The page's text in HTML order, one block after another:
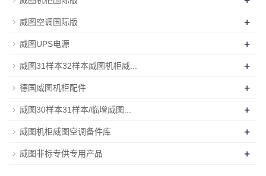
威图空调国际版 +
威图UPS电源 +
威图31样本32样本威图机柜威... +
德国威图机柜配件 +
威图30样本31样本/临增威图... +
威图机柜威图空调备件库 +
威图非标专供专用产品 +